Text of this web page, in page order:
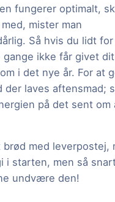
fungerer optimalt,
mister man
Så hvis du lidt
ikke får givet
i det nye år. For at
laves aftensmad;
på det sent om
med leverpostej,
starten, men så
undvære den!